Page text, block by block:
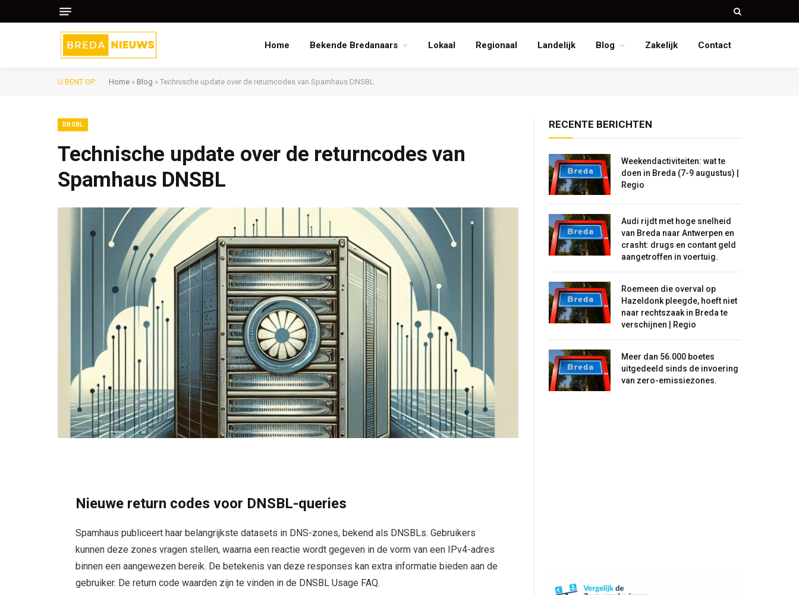
Home Bekende Bredanaars Lokaal Regionaal Landelijk Blog Zakelijk Contact
U BENT OP: Home » Blog » Technische update over de returncodes van Spamhaus DNSBL
DNSBL
Technische update over de returncodes van
Spamhaus DNSBL
Nieuwe return codes voor DNSBL-queries
Spamhaus publiceert haar belangrijkste datasets in DNS-zones, bekend als DNSBLs. Gebruikers
kunnen deze zones vragen stellen, waarna een reactie wordt gegeven in de vorm van een IPv4-adres
binnen een aangewezen bereik. De betekenis van deze responses kan extra informatie bieden aan de
gebruiker. De return code waarden zijn te vinden in de DNSBL Usage FAQ.
RECENTE BERICHTEN
Weekendactiviteiten: wat te
doen in Breda (7-9 augustus) |
Regio
Audi rijdt met hoge snelheid
van Breda naar Antwerpen en
crasht: drugs en contant geld
aangetroffen in voertuig.
Roemeen die overval op
Hazeldonk pleegde, hoeft niet
naar rechtszaak in Breda te
verschijnen | Regio
Meer dan 56.000 boetes
uitgedeeld sinds de invoering
van zero-emissiezones.